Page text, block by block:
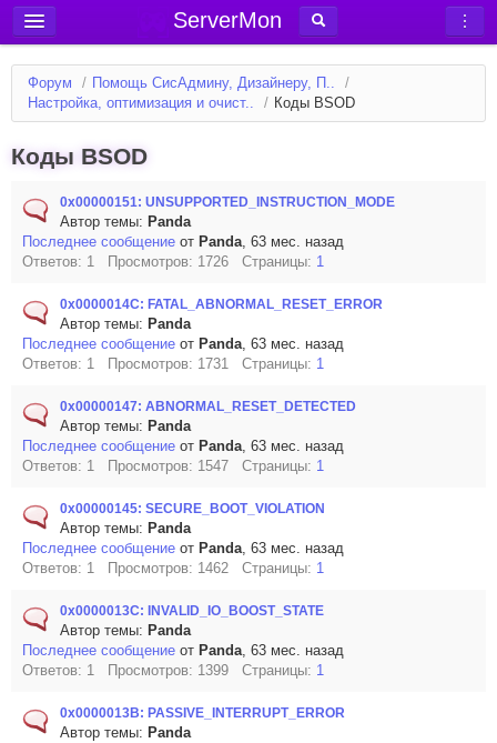
ServerMon
Добавить сервер
Мониторинг серверов
Блог
Статьи
Форум
Форум / Помощь СисАдмину, Дизайнеру, П..
/
Настройка, оптимизация и очист..
/ Коды BSOD
Коды BSOD
0x00000151: UNSUPPORTED_INSTRUCTION_MODE
Автор темы: Panda
Последнее сообщение от Panda, 63 мес. назад
Ответов: 1 Просмотров: 1726 Страницы: 1
0x0000014C: FATAL_ABNORMAL_RESET_ERROR
Автор темы: Panda
Последнее сообщение от Panda, 63 мес. назад
Ответов: 1 Просмотров: 1731 Страницы: 1
0x00000147: ABNORMAL_RESET_DETECTED
Автор темы: Panda
Последнее сообщение от Panda, 63 мес. назад
Ответов: 1 Просмотров: 1547 Страницы: 1
0x00000145: SECURE_BOOT_VIOLATION
Автор темы: Panda
Последнее сообщение от Panda, 63 мес. назад
Ответов: 1 Просмотров: 1462 Страницы: 1
0x0000013C: INVALID_IO_BOOST_STATE
Автор темы: Panda
Последнее сообщение от Panda, 63 мес. назад
Ответов: 1 Просмотров: 1399 Страницы: 1
0x0000013B: PASSIVE_INTERRUPT_ERROR
Автор темы: Panda